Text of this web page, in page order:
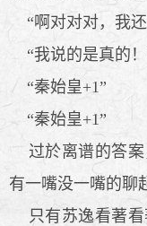
“啊对对对，我
“我说的是真的！
“秦始皇+1”
“秦始皇+1”
过於离谱的答案
有一嘴没一嘴的聊
只有苏逸看著看